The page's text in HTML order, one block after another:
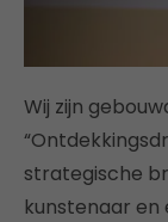
Wij zijn
strategische
kunstenaar